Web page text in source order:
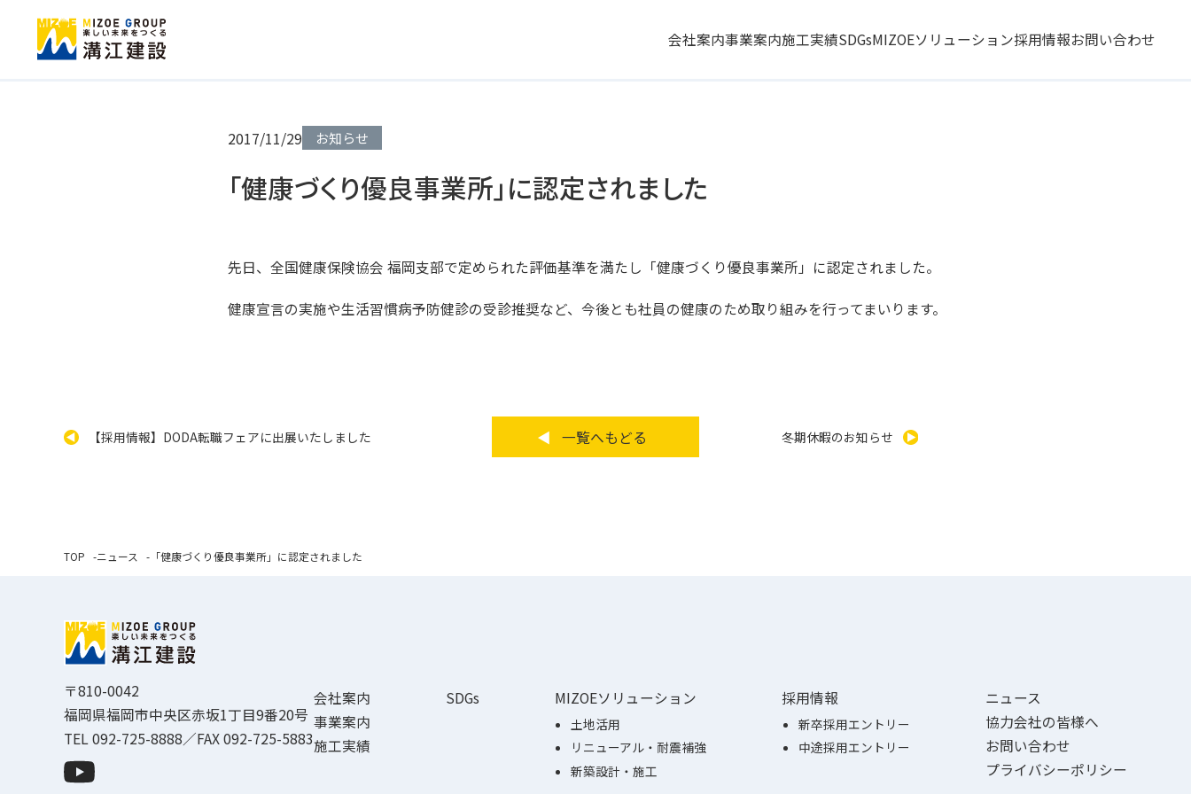
会社案内事業案内施工実績SDGsMIZOEソリューション採用情報お問い合わせ
2017/11/29 お知らせ
「健康づくり優良事業所」に認定されました
先日、全国健康保険協会 福岡支部で定められた評価基準を満たし「健康づくり優良事業所」に認定されました。
健康宣言の実施や生活習慣病予防健診の受診推奨など、今後とも社員の健康のため取り組みを行ってまいります。
【採用情報】DODA転職フェアに出展いたしました 一覧へもどる 冬期休暇のお知らせ
TOP ニュース 「健康づくり優良事業所」に認定されました
〒810-0042
福岡県福岡市中央区赤坂1丁目9番20号
TEL 092-725-8888／FAX 092-725-5883
会社案内
事業案内
施工実績
SDGs MIZOEソリューション
土地活用
リニューアル・耐震補強
新築設計・施工
採用情報
新卒採用エントリー
中途採用エントリー
ニュース
協力会社の皆様へ
お問い合わせ
プライバシーポリシー